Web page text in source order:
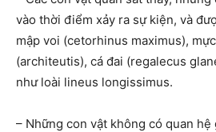
vào thời điểm xảy ra sự kiện, và
mập voi (cetorhinus maximus),
(architeutis), cá đai (regalecus
như loài lineus longissimus.
– Những con vật không có quan